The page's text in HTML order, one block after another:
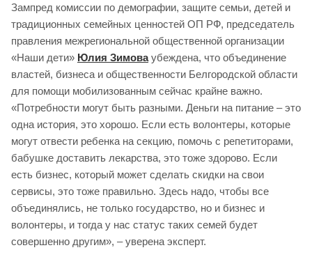
Зампред комиссии по демографии, защите семьи, детей и
традиционных семейных ценностей ОП РФ, председатель
правления межрегиональной общественной организации
«Наши дети» Юлия Зимова убеждена, что объединение
властей, бизнеса и общественности Белгородской области
для помощи мобилизованным сейчас крайне важно.
«Потребности могут быть разными. Деньги на питание – это
одна история, это хорошо. Если есть волонтеры, которые
могут отвести ребенка на секцию, помочь с репетиторами,
бабушке доставить лекарства, это тоже здорово. Если
есть бизнес, который может сделать скидки на свои
сервисы, это тоже правильно. Здесь надо, чтобы все
объединялись, не только государство, но и бизнес и
волонтеры, и тогда у нас статус таких семей будет
совершенно другим», – уверена эксперт.